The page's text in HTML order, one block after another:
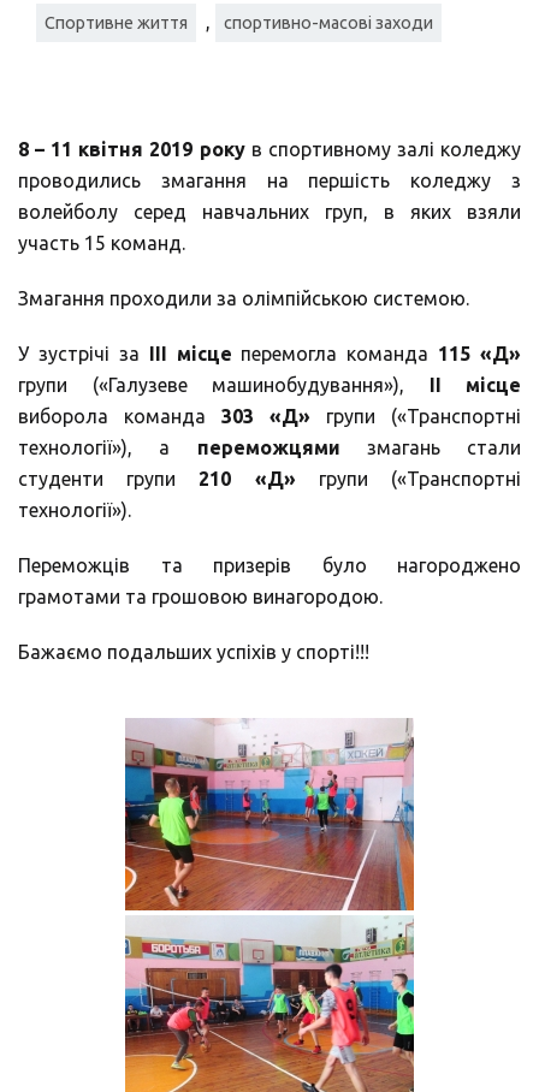
Спортивне життя , спортивно-масові заходи
8 – 11 квітня 2019 рокув спортивному залі коледжу
проводились змагання на першість коледжу з
волейболу серед навчальних груп, в яких взяли
участь 15 команд.
Змагання проходили за олімпійською системою.
У зустрічі за ІІІ місце перемогла команда 115 «Д»
групи («Галузеве машинобудування»), ІІ місце
виборола команда 303 «Д» групи («Транспортні
технології»), а переможцями змагань стали
студенти групи 210 «Д» групи («Транспортні
технології»).
Переможців та призерів було нагороджено
грамотами та грошовою винагородою.
Бажаємо подальших успіхів у спорті!!!